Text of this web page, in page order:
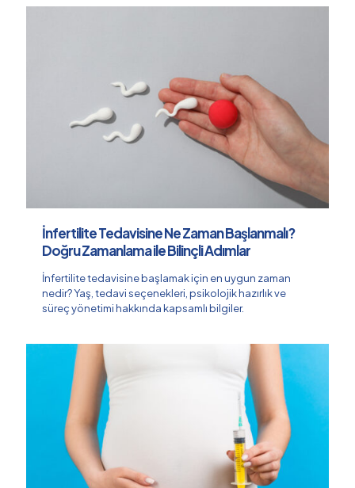
İnfertilite Tedavisine Ne Zaman Başlanmalı?
Doğru Zamanlama ile Bilinçli Adımlar
İnfertilite tedavisine başlamak için en uygun zaman
nedir? Yaş, tedavi seçenekleri, psikolojik hazırlık ve
süreç yönetimi hakkında kapsamlı bilgiler.